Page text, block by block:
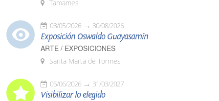
Tamames
08/05/2026 30/08/2026
Exposición Oswaldo Guayasamín
ARTE / EXPOSICIONES
Santa Marta de Tormes
05/06/2026 31/03/2027
Visibilizar lo elegido